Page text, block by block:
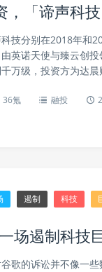
，「谛声科
技分别在2018年和
英诺天使与臻云创
万级，投资方为达
36氪 融投
遏制 科技
场遏制科技
歌的诉讼并不像一